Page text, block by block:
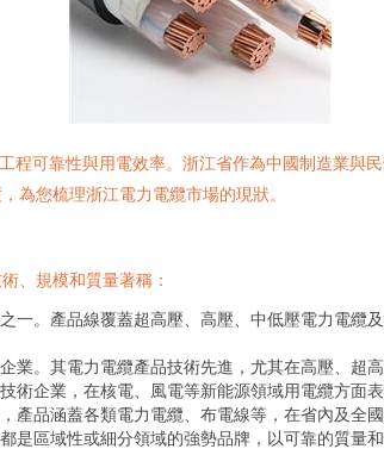
程可靠性與用電效率。浙江省作為中國制造業
為您梳理浙江電力電纜市場的現狀。
、規模和質量著稱：
一。產品線覆蓋超高壓、高壓、中低壓電力電纜
業。其電力電纜產品技術先進，尤其在高壓、超
術企業，在核電、風電等新能源領域用電纜方面
產品涵蓋各類電力電纜、布電線等，在省內及全
都是區域性或細分領域的強勢品牌，以可靠的質量